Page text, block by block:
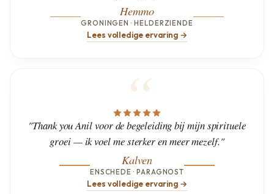
Hemmo
GRONINGEN · HELDERZIENDE
Lees volledige ervaring →
"Thank you Anil voor de begeleiding bij mijn spirituele
groei — ik voel me sterker en meer mezelf."
Kalven
ENSCHEDE · PARAGNOST
Lees volledige ervaring →